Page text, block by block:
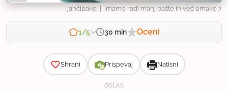
jančibake | imamo radi manj pašte in več omake :)
1/5 30 min Oceni
Shrani Prispevaj Natisni
OGLAS